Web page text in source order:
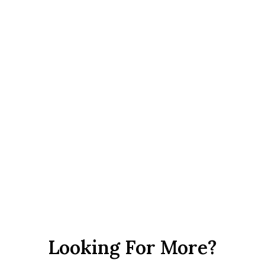
Looking For More?